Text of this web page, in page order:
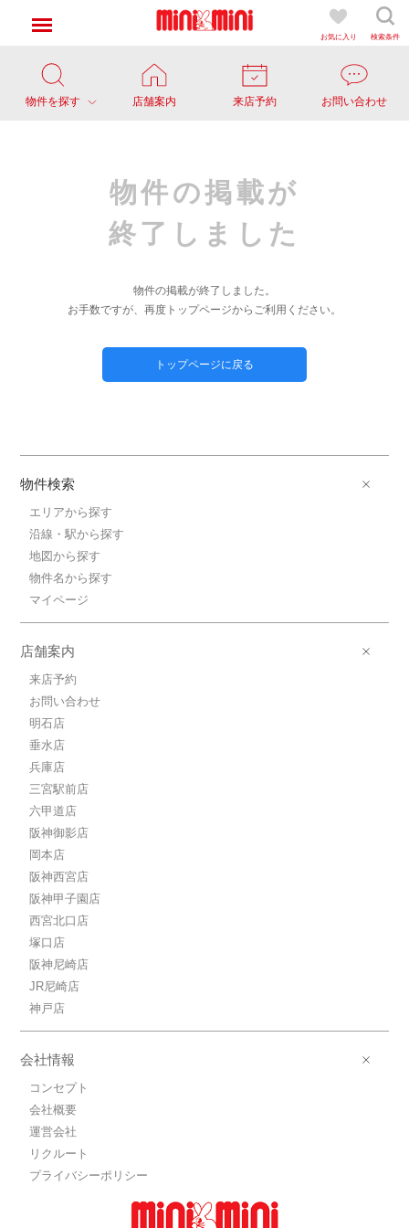
お気に入り 検索条件
物件を探す 店舗案内 来店予約 お問い合わせ
物件の掲載が
終了しました
物件の掲載が終了しました。
お手数ですが、再度トップページからご利用ください。
トップページに戻る
物件検索
エリアから探す
沿線・駅から探す
地図から探す
物件名から探す
マイページ
店舗案内
来店予約
お問い合わせ
明石店
垂水店
兵庫店
三宮駅前店
六甲道店
阪神御影店
岡本店
阪神西宮店
阪神甲子園店
西宮北口店
塚口店
阪神尼崎店
JR尼崎店
神戸店
会社情報
コンセプト
会社概要
運営会社
リクルート
プライバシーポリシー